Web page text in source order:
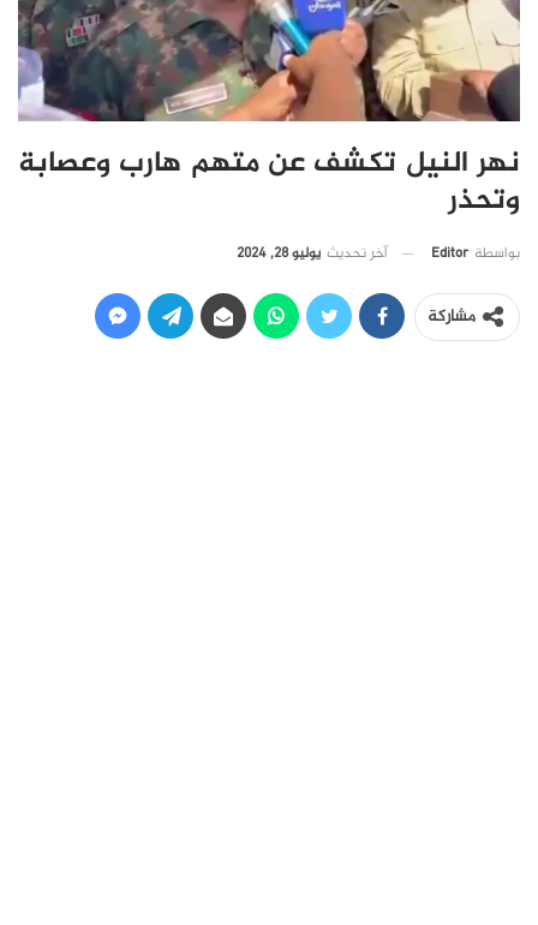
نهر النيل تكشف عن متهم هارب وعصابة
وتحذر
بواسطة Editor آخر تحديث يوليو 28, 2024
مشاركة